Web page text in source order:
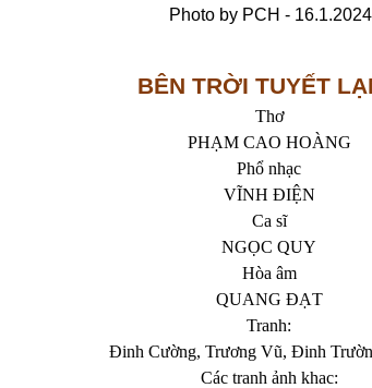
Photo by PCH - 16.1.2024
BÊN TRỜI TUYẾT
Thơ
PHẠM CAO HOÀNG
Phổ nhạc
VĨNH ĐIỆN
Ca sĩ
NGỌC QUY
Hòa âm
QUANG ĐẠT
Tranh:
Đinh Cường, Trương Vũ, Đinh
Các tranh ảnh khac: